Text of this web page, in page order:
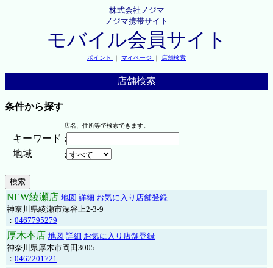
株式会社ノジマ
ノジマ携帯サイト
モバイル会員サイト
ポイント ｜ マイページ ｜ 店舗検索
店舗検索
条件から探す
店名、住所等で検索できます。
キーワード :
地域
:
NEW綾瀬店 地図 詳細 お気に入り店舗登録
神奈川県綾瀬市深谷上2-3-9
： 0467795279
厚木本店 地図 詳細 お気に入り店舗登録
神奈川県厚木市岡田3005
： 0462201721